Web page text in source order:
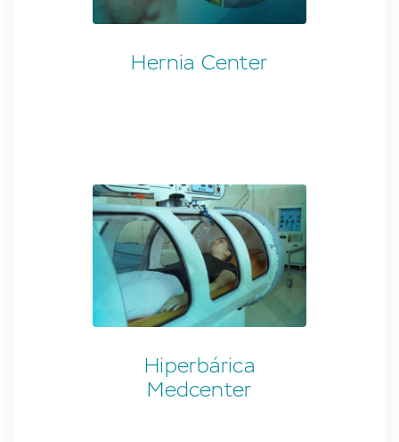
Hernia Center
Hiperbárica
Medcenter